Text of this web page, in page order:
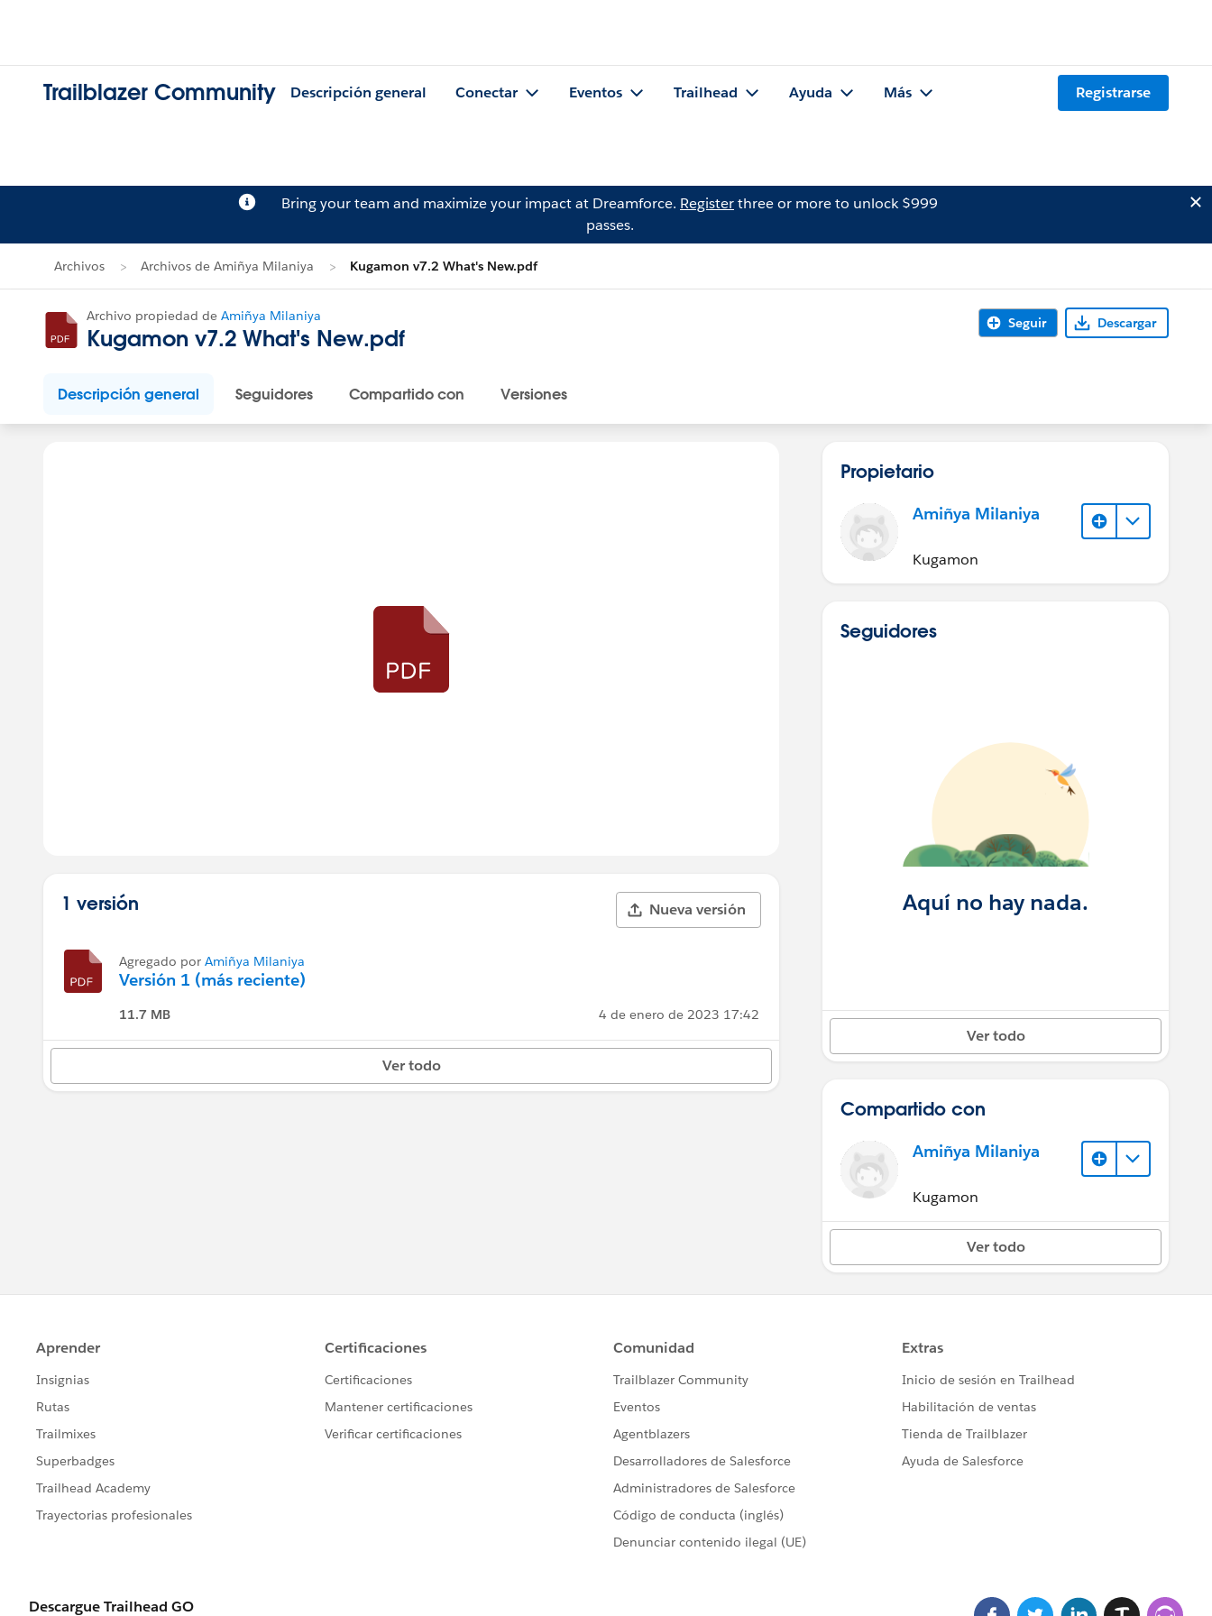
Trailblazer Community Descripción general Conectar Eventos Trailhead Ayuda Más Registrarse
Bring your team and maximize your impact at Dreamforce. Registerthree or more to unlock $999
passes.
Archivos Archivos de Amiñya Milaniya Kugamon v7.2 What's New.pdf
Archivo propiedad de Amiñya Milaniya
Kugamon v7.2 What's New.pdf
Seguir Descargar
Descripción general Seguidores Compartido con Versiones
1 versión Nueva versión
Agregado por Amiñya Milaniya
Versión 1 (más reciente)
11.7 MB 4 de enero de 2023 17:42
Ver todo
Propietario
Amiñya Milaniya
Kugamon
Seguidores
Aquí no hay nada.
Ver todo
Compartido con
Amiñya Milaniya
Kugamon
Ver todo